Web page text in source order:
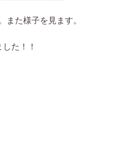
また様子を見ます。
た！！